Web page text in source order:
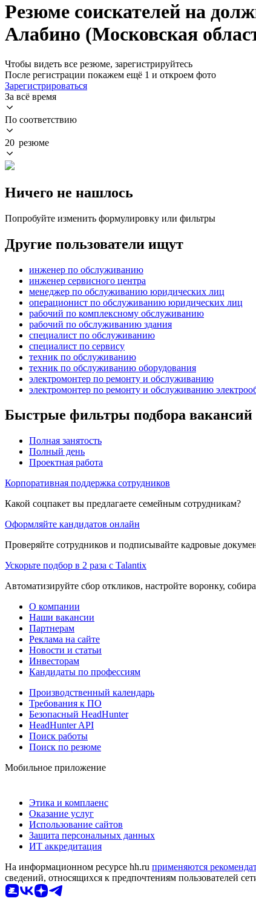
Резюме соискателей на
Алабино (Московская
Чтобы видеть все резюме, зарегистрируйтесь
После регистрации покажем ещё 1 и откроем фото
Зарегистрироваться
За всё время
По соответствию
20 резюме
Ничего не нашлось
Попробуйте изменить формулировку или фильтры
Другие пользователи ищут
инженер по обслуживанию
инженер сервисного центра
менеджер по обслуживанию юридических лиц
операционист по обслуживанию юридических лиц
рабочий по комплексному обслуживанию
рабочий по обслуживанию здания
специалист по обслуживанию
специалист по сервису
техник по обслуживанию
техник по обслуживанию оборудования
электромонтер по ремонту и обслуживанию
электромонтер по ремонту и обслуживанию
Быстрые фильтры подбора вакансий
Полная занятость
Полный день
Проектная работа
Корпоративная поддержка сотрудников
Какой соцпакет вы предлагаете семейным сотрудникам?
Оформляйте кандидатов онлайн
Проверяйте сотрудников и подписывайте кадровые
Ускорьте подбор в 2 раза с Talantix
Автоматизируйте сбор откликов, настройте воронку,
О компании
Наши вакансии
Партнерам
Реклама на сайте
Новости и статьи
Инвесторам
Кандидаты по профессиям
Производственный календарь
Требования к ПО
Безопасный HeadHunter
HeadHunter API
Поиск работы
Поиск по резюме
Мобильное приложение
Этика и комплаенс
Оказание услуг
Использование сайтов
Защита персональных данных
ИТ аккредитация
На информационном ресурсе hh.ru применяются
сведений, относящихся к предпочтениям пользователей